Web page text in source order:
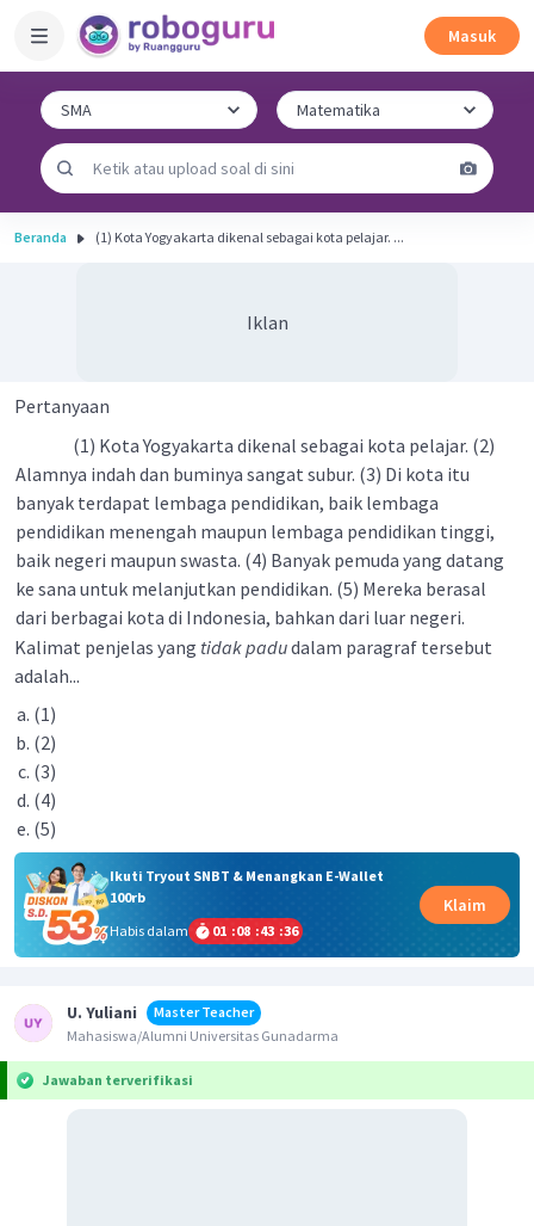
Masuk
Beranda (1) Kota Yogyakarta dikenal sebagai kota pelajar. ...
Iklan
Pertanyaan
(1) Kota Yogyakarta dikenal sebagai kota pelajar. (2)
Alamnya indah dan buminya sangat subur. (3) Di kota itu
banyak terdapat lembaga pendidikan, baik lembaga
pendidikan menengah maupun lembaga pendidikan tinggi,
baik negeri maupun swasta. (4) Banyak pemuda yang datang
ke sana untuk melanjutkan pendidikan. (5) Mereka berasal
dari berbagai kota di Indonesia, bahkan dari luar negeri.
Kalimat penjelas yang tidak padudalam paragraf tersebut
adalah...
(1)
(2)
(3)
(4)
(5)
Ikuti Tryout SNBT & Menangkan E-Wallet
100rb
Habis dalam
01 :08 :43 :36
Klaim
U. Yuliani
Master Teacher
Mahasiswa/Alumni Universitas Gunadarma
Jawaban terverifikasi